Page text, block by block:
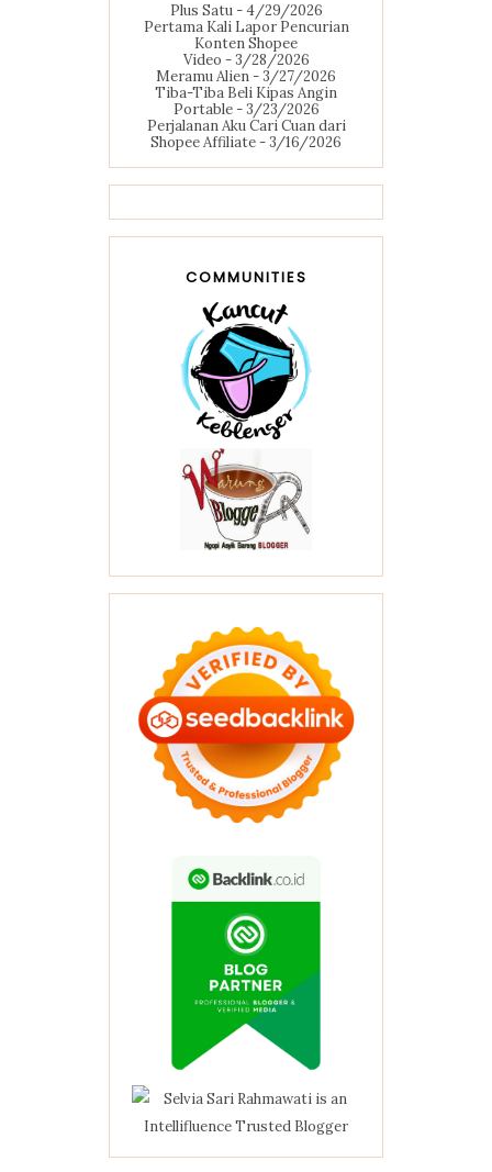
Plus Satu- 4/29/2026
Pertama Kali Lapor Pencurian
Konten Shopee
Video - 3/28/2026
Meramu Alien - 3/27/2026
Tiba-Tiba Beli Kipas Angin
Portable- 3/23/2026
Perjalanan Aku Cari Cuan dari
Shopee Affiliate - 3/16/2026
COMMUNITIES